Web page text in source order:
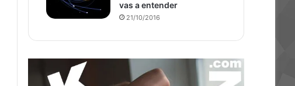
vas a entender
21/10/2016